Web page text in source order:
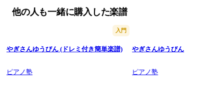
他の人も一緒に購入した楽譜
入門
やぎさんゆうびん (ドレミ付き簡単楽譜)
ピアノ塾
やぎさんゆうびん
ピアノ塾